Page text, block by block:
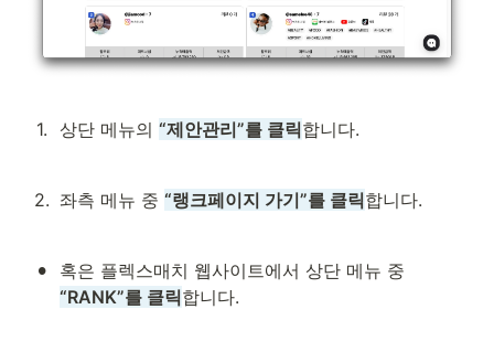
1. 상단 메뉴의 “제안관리”를 클릭합니다.
2. 좌측 메뉴 중 “랭크페이지 가기”를 클릭합니다.
•
“RANK”를 클릭합니다.